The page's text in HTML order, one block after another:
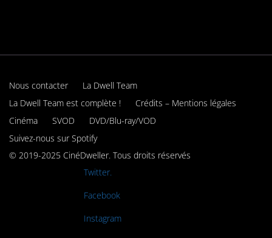
Nous contacter
La Dwell Team
La Dwell Team est complète !
Crédits – Mentions légales
Cinéma
SVOD
DVD/Blu-ray/VOD
Suivez-nous sur Spotify
© 2019-2025 CinéDweller. Tous droits réservés
Twitter.
Facebook
Instagram